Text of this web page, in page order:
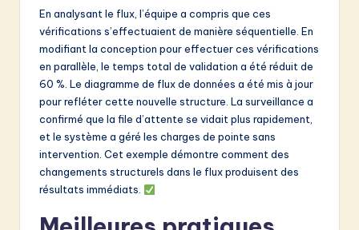
En analysant le flux, l’équipe a compris que ces
vérifications s’effectuaient de manière séquentielle. En
modifiant la conception pour effectuer ces vérifications
en parallèle, le temps total de validation a été réduit de
60 %. Le diagramme de flux de données a été mis à jour
pour refléter cette nouvelle structure. La surveillance a
confirmé que la file d’attente se vidait plus rapidement,
et le système a géré les charges de pointe sans
intervention. Cet exemple démontre comment des
changements structurels dans le flux produisent des
résultats immédiats.